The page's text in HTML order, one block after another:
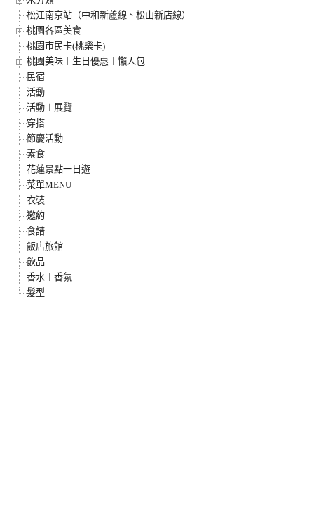
松江南京站（中和新蘆線、松山新店線）
桃園各區美食
桃園市民卡(桃樂卡)
桃園美味︱生日優惠︱懶人包
民宿
活動
活動︱展覽
穿搭
節慶活動
素食
花蓮景點一日遊
菜單MENU
衣裝
邀約
食譜
飯店旅館
飲品
香水︱香氛
髮型